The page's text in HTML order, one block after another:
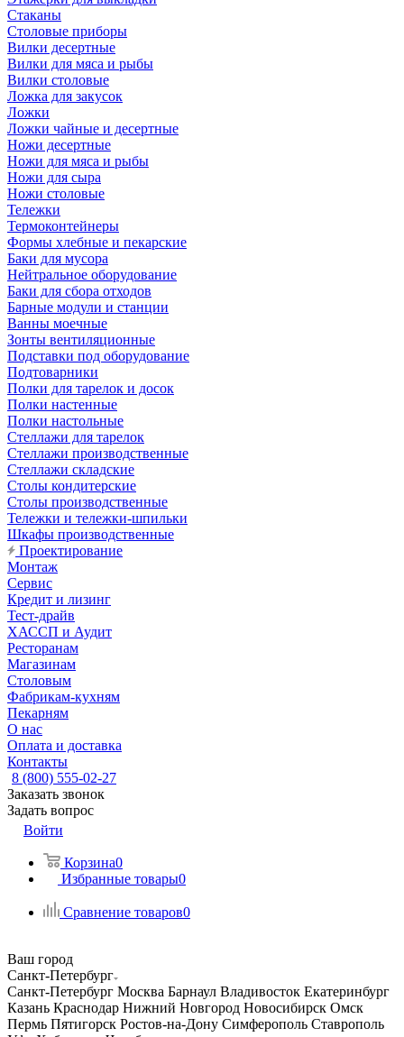
Стаканы
Столовые приборы
Вилки десертные
Вилки для мяса и рыбы
Вилки столовые
Ложка для закусок
Ложки
Ложки чайные и десертные
Ножи десертные
Ножи для мяса и рыбы
Ножи для сыра
Ножи столовые
Тележки
Термоконтейнеры
Формы хлебные и пекарские
Баки для мусора
Нейтральное оборудование
Баки для сбора отходов
Барные модули и станции
Ванны моечные
Зонты вентиляционные
Подставки под оборудование
Подтоварники
Полки для тарелок и досок
Полки настенные
Полки настольные
Стеллажи для тарелок
Стеллажи производственные
Стеллажи складские
Столы кондитерские
Столы производственные
Тележки и тележки-шпильки
Шкафы производственные
Проектирование
Монтаж
Сервис
Кредит и лизинг
Тест-драйв
ХАССП и Аудит
Ресторанам
Магазинам
Столовым
Фабрикам-кухням
Пекарням
О нас
Оплата и доставка
Контакты
8 (800) 555-02-27
Заказать звонок
Задать вопрос
Войти
Корзина0
Избранные товары0
Сравнение товаров0
Ваш город
Санкт-Петербург
Санкт-Петербург Москва Барнаул Владивосток Екатеринбург
Казань Краснодар Нижний Новгород Новосибирск Омск
Пермь Пятигорск Ростов-на-Дону Симферополь Ставрополь